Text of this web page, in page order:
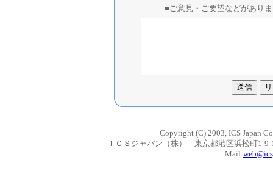
■ご意見・ご要望などがあり
Copyright (C) 2003, ICS Japan
ＩＣＳジャパン（株） 東京都港区浜松町1-
Mail: